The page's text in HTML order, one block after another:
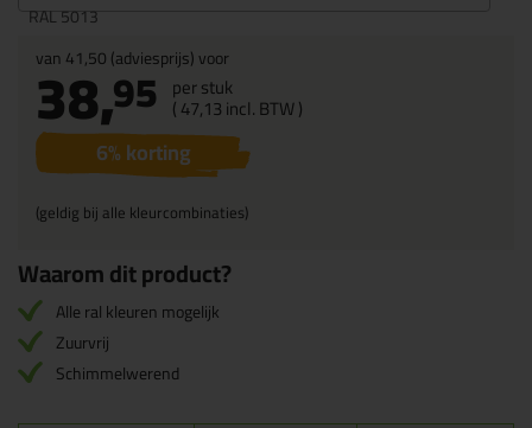
RAL 5013
van41,50(adviesprijs) voor
38,95 per stuk
(47,13incl. BTW )
6% korting
(geldig bij alle kleurcombinaties)
Waarom dit product?
Alle ral kleuren mogelijk
Zuurvrij
Schimmelwerend